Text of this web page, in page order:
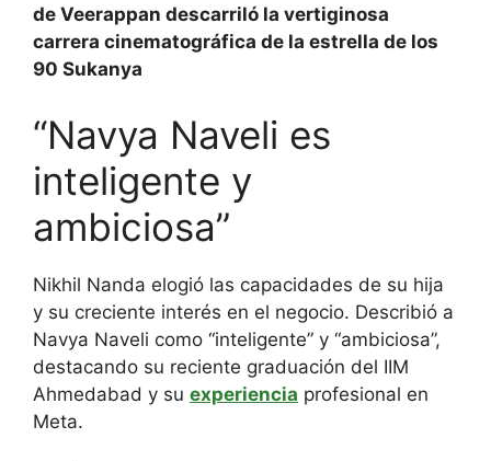
de Veerappan descarriló la vertiginosa
carrera cinematográfica de la estrella de los
90 Sukanya
“Navya Naveli es
inteligente y
ambiciosa”
Nikhil Nanda elogió las capacidades de su hija
y su creciente interés en el negocio. Describió a
Navya Naveli como “inteligente” y “ambiciosa”,
destacando su reciente graduación del IIM
Ahmedabad y su experiencia profesional en
Meta.